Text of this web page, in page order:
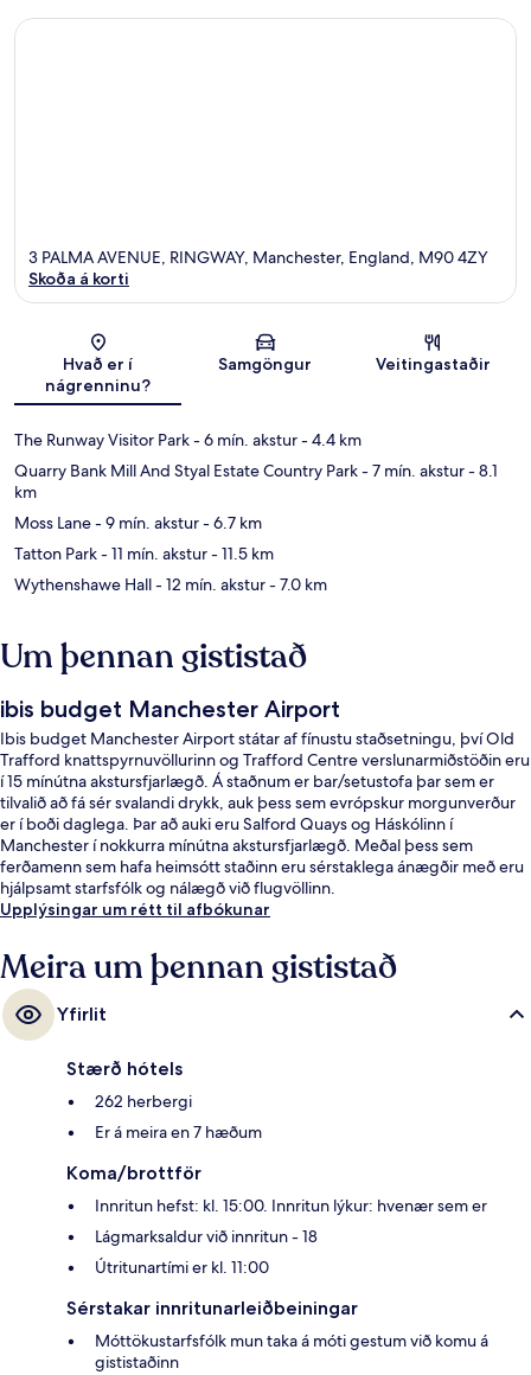
Kort
3 PALMA AVENUE, RINGWAY, Manchester, England, M90 4ZY
Skoða á korti
Hvað er í
nágrenninu?
Samgöngur Veitingastaðir
The Runway Visitor Park- 6 mín. akstur- 4.4 km
Quarry Bank Mill And Styal Estate Country Park- 7 mín. akstur- 8.1
km
Moss Lane- 9 mín. akstur- 6.7 km
Tatton Park- 11 mín. akstur- 11.5 km
Wythenshawe Hall- 12 mín. akstur- 7.0 km
Um þennan gististað
ibis budget Manchester Airport
Ibis budget Manchester Airport státar af fínustu staðsetningu, því Old
Trafford knattspyrnuvöllurinn og Trafford Centre verslunarmiðstöðin eru
í 15 mínútna akstursfjarlægð. Á staðnum er bar/setustofa þar sem er
tilvalið að fá sér svalandi drykk, auk þess sem evrópskur morgunverður
er í boði daglega. Þar að auki eru Salford Quays og Háskólinn í
Manchester í nokkurra mínútna akstursfjarlægð. Meðal þess sem
ferðamenn sem hafa heimsótt staðinn eru sérstaklega ánægðir með eru
hjálpsamt starfsfólk og nálægð við flugvöllinn.
Upplýsingar um rétt til afbókunar
Meira um þennan gististað
Yfirlit
Stærð hótels
262 herbergi
Er á meira en 7 hæðum
Koma/brottför
Innritun hefst: kl. 15:00. Innritun lýkur: hvenær sem er
Lágmarksaldur við innritun - 18
Útritunartími er kl. 11:00
Sérstakar innritunarleiðbeiningar
Móttökustarfsfólk mun taka á móti gestum við komu á
gististaðinn